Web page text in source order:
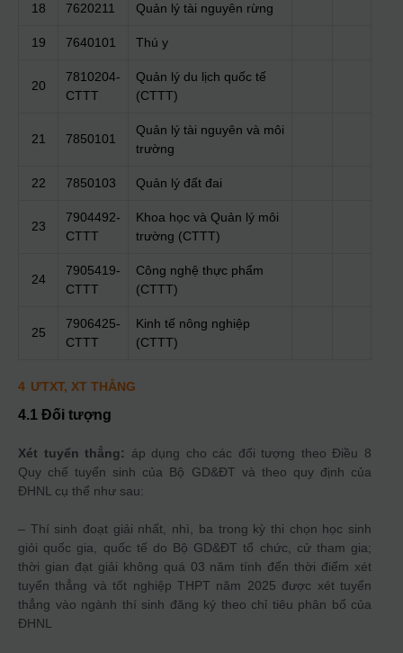
18 7620211 Quản lý tài nguyên rừng
19 7640101 Thú y
20
7810204-
CTTT
Quản lý du lịch quốc tế
(CTTT)
21 7850101
Quản lý tài nguyên và môi
trường
22 7850103 Quản lý đất đai
23
7904492-
CTTT
Khoa học và Quản lý môi
trường (CTTT)
24
7905419-
CTTT
Công nghệ thực phẩm
(CTTT)
25
7906425-
CTTT
Kinh tế nông nghiệp
(CTTT)
4 ƯTXT, XT THẲNG
4.1 Đối tượng
Xét tuyển thẳng:
áp dụng cho các đối tượng theo Điều 8
Quy chế tuyển sinh của Bộ GD&ĐT và theo quy định của
ĐHNL cụ thể như sau:
– Thí sinh đoạt giải nhất, nhì, ba trong kỳ thi chọn học sinh
giỏi quốc gia, quốc tế do Bộ GD&ĐT tổ chức, cử tham gia;
thời gian đạt giải không quá 03 năm tính đến thời điểm xét
tuyển thẳng và tốt nghiệp THPT năm 2025 được xét tuyển
thẳng vào ngành thí sinh đăng ký theo chỉ tiêu phân bổ của
ĐHNL